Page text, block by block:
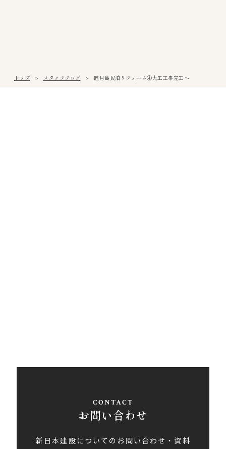
トップ スタッフブログ 睦月島民泊リフォーム④大工工事完工へ
お問い合わせ
新日本建設についてのお問い合わせ・資料